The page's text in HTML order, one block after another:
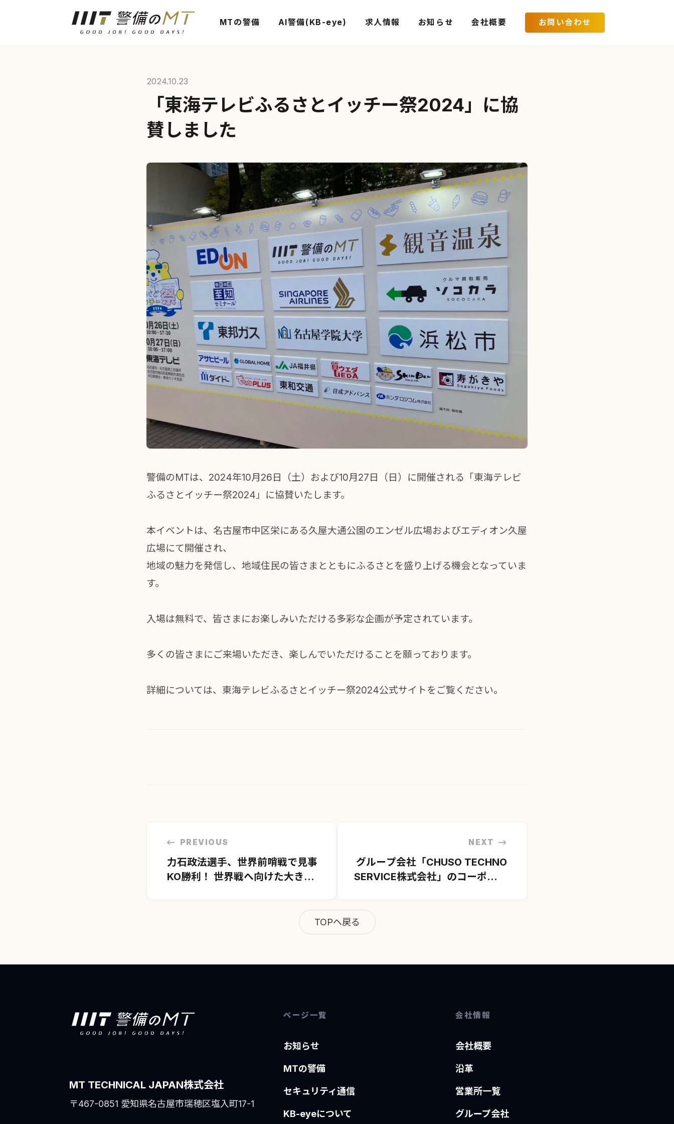
MTの警備 AI警備(KB-eye) 求人情報 お知らせ 会社概要 お問い合わせ
2024.10.23
「東海テレビふるさとイッチー祭2024」に協
賛しました
警備のMTは、2024年10月26日（土）および10月27日（日）に開催される「東海テレビ
ふるさとイッチー祭2024」に協賛いたします。
本イベントは、名古屋市中区栄にある久屋大通公園のエンゼル広場およびエディオン久屋
広場にて開催され、
地域の魅力を発信し、地域住民の皆さまとともにふるさとを盛り上げる機会となっていま
す。
入場は無料で、皆さまにお楽しみいただける多彩な企画が予定されています。
多くの皆さまにご来場いただき、楽しんでいただけることを願っております。
詳細については、 東海テレビふるさとイッチー祭2024公式サイト をご覧ください。
PREVIOUS
力石政法選手、世界前哨戦で見事
KO勝利！ 世界戦へ向けた大きな
NEXT
グループ会社「CHUSO TECHNO
SERVICE株式会社」のコーポレー
TOPへ戻る
MT TECHNICAL JAPAN株式会社
〒467-0851 愛知県名古屋市瑞穂区塩入町17-1
ページ一覧
お知らせ
MTの警備
セキュリティ通信
KB-eyeについて
会社情報
会社概要
沿革
営業所一覧
グループ会社